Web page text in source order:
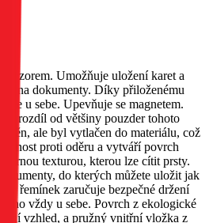
vzorem. Umožňuje uložení karet a
na dokumenty. Díky přiloženému
u sebe. Upevňuje se magnetem.
rozdíl od většiny pouzder tohoto
ale byl vytlačen do materiálu, což
proti oděru a vytváří povrch
texturou, kterou lze cítit prsty.
do kterých můžete uložit jak
řemínek zaručuje bezpečné držení
ho vždy u sebe. Povrch z ekologické
vzhled, a pružný vnitřní vložka z